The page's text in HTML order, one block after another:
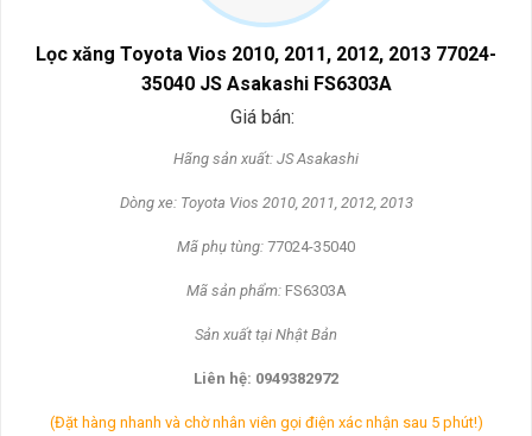
Lọc xăng Toyota Vios 2010, 2011, 2012, 2013 77024-
35040 JS Asakashi FS6303A
Giá bán:
Hãng sản xuất: JS Asakashi
Dòng xe: Toyota Vios 2010, 2011, 2012, 2013
Mã phụ tùng: 77024-35040
Mã sản phẩm: FS6303A
Sản xuất tại Nhật Bản
Liên hệ: 0949382972
(Đặt hàng nhanh và chờ nhân viên gọi điện xác nhận sau 5 phút!)